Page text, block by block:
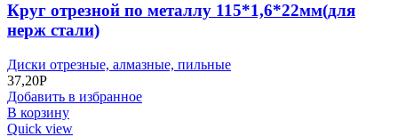
Круг отрезной по металлу 115*1,6*22мм(для
нерж стали)
Диски отрезные, алмазные, пильные
37,20Р
Добавить в избранное
В корзину
Quick view